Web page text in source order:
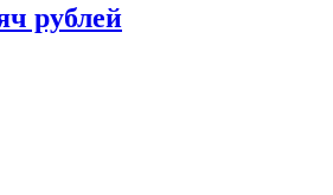
рублей